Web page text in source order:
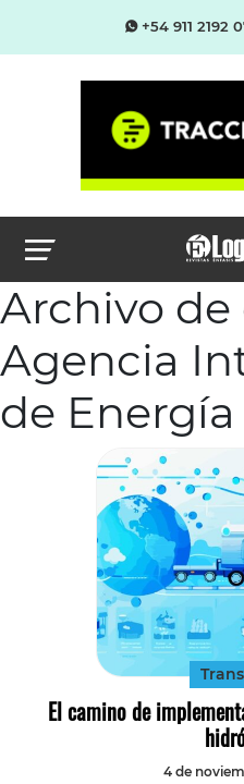
+54 911 2192
Archivo
Agencia
de Energía
El camino de
4 de